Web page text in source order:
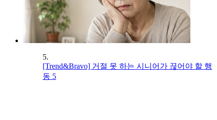
5.
[Trend&Bravo] 거절 못 하는 시니어가 끊어야 할 행
동 5